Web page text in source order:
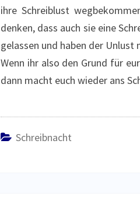
ihre Schreiblust
denken, dass auch sie eine
gelassen und haben der Unlust
Wenn ihr also den Grund für
dann macht euch wieder ans
Schreibnacht